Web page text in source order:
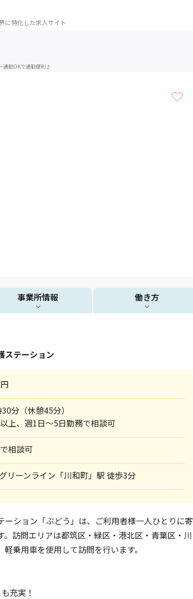
に特化した求人サイト
通勤OKで通勤便利♪
事業所情報 働き方
ステーション
分（休憩45分）
上、週1日～5日勤務で相談可
相談可
リーンライン「川和町」駅 徒歩3分
ション「ぶどう」は、ご利用者様一人ひとりに寄
。訪問エリアは都筑区・緑区・港北区・青葉区・川
乗用車を使用して訪問を行います。
充実！